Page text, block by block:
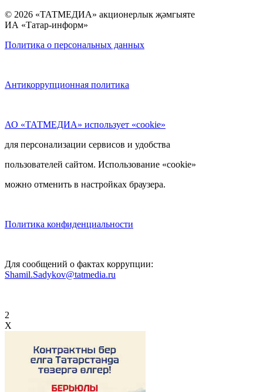
© 2026 «ТАТМЕДИА» акционерлык җәмгыяте
ИА «Татар-информ»
Политика о персональных данных
Антикоррупционная политика
АО «ТАТМЕДИА» использует «cookie»
для персонализации сервисов и удобства
пользователей сайтом. Использование «cookie»
можно отменить в настройках браузера.
Политика конфиденциальности
Для сообщений о фактах коррупции:
Shamil.Sadykov@tatmedia.ru
2
X